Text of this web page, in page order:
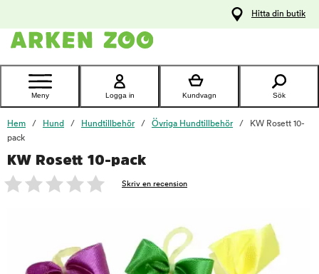
Kontakta
Hitta din butik
Meny Logga in Kundvagn Sök
Hem Hund Hundtillbehör Övriga Hundtillbehör
KW Rosett 10-
pack
KW Rosett 10-pack
Skriv en recension
foo